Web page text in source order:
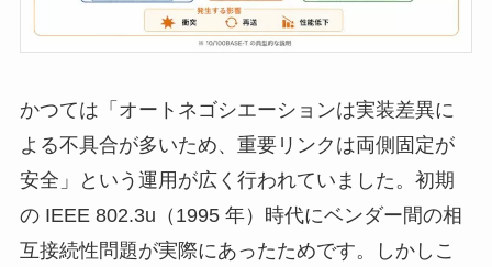
かつては「オートネゴシエーションは実装差異に
よる不具合が多いため、重要リンクは両側固定が
安全」という運用が広く行われていました。初期
の IEEE 802.3u（1995 年）時代にベンダー間の相
互接続性問題が実際にあったためです。しかしこ